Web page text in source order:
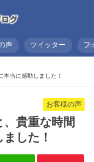
声 ツイッター フ
当に感動しました！
お客様の声
貴重な時間
した！